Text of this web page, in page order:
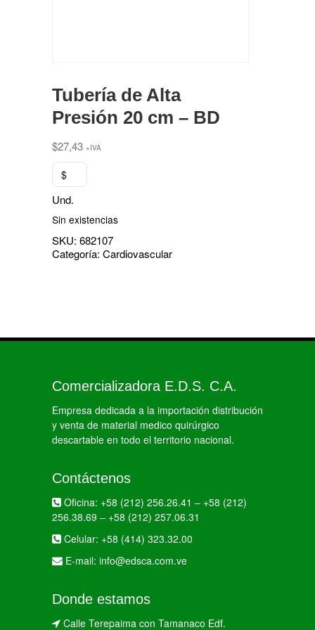
Tubería de Alta
Presión 20 cm – BD
$27,43 +IVA
$
Und.
Sin existencias
SKU: 682107
Categoría: Cardiovascular
Comercializadora E.D.S. C.A.
Empresa dedicada a la importación distribución
y venta de material medico quirúrgico
descartable en todo el territorio nacional.
Contáctenos
Oficina: +58 (212) 256.26.41 – +58 (212)
256.38.69 – +58 (212) 257.06.31
Celular: +58 (414) 323.32.00
E-mail: info@edsca.com.ve
Donde estamos
Calle Terepaima con Tamanaco Edf.